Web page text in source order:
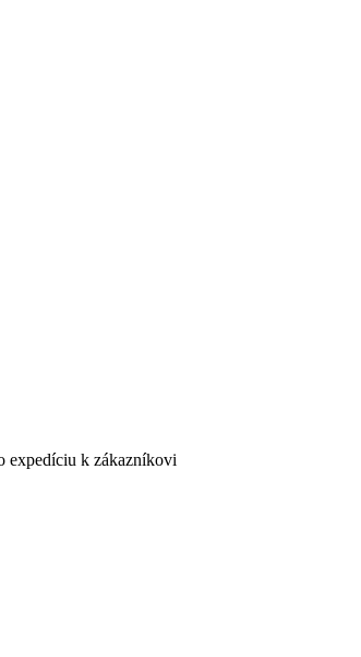
expedíciu k zákazníkovi